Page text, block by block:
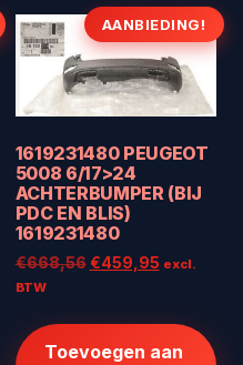
AANBIEDING!
1619231480 PEUGEOT
5008 6/17>24
ACHTERBUMPER (BIJ
PDC EN BLIS)
1619231480
€668,56 Oorspronkelijke
€459,95Huidige
€459,95.
excl.
BTW
Toevoegen aan